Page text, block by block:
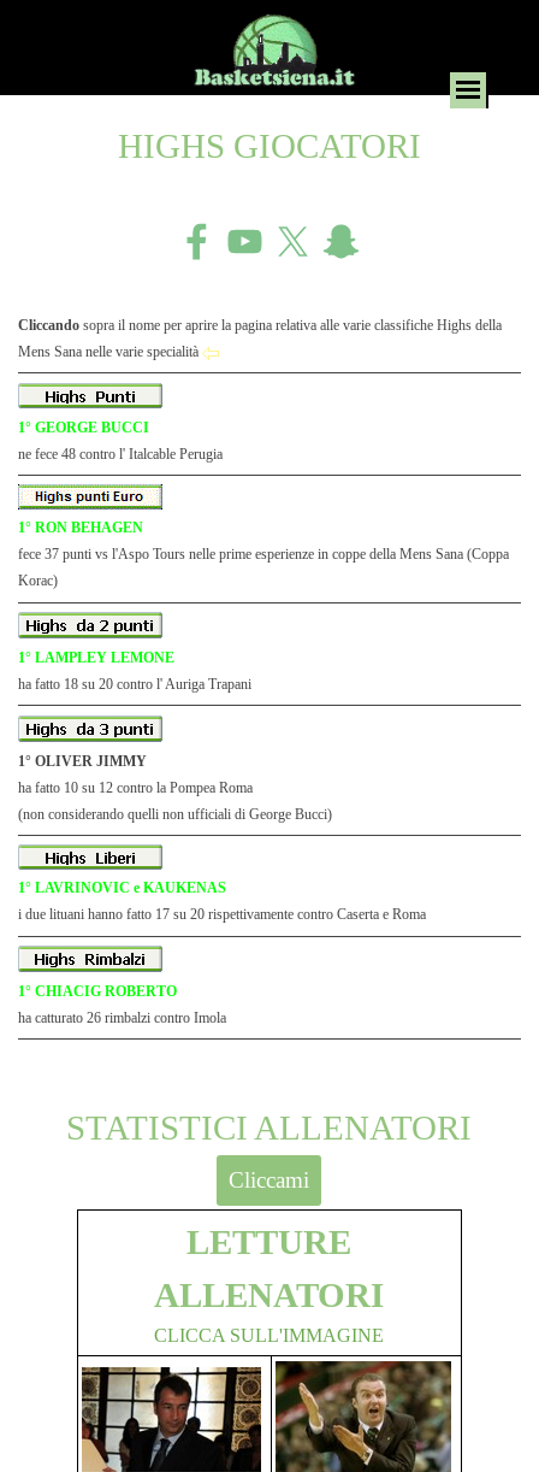
HIGHS GIOCATORI
Cliccando sopra il nome per aprire la pagina relativa alle varie classifiche Highs della
Mens Sana nelle varie specialità
1° GEORGE BUCCI
ne fece 48 contro l' Italcable Perugia
1° RON BEHAGEN
fece 37 punti vs l'Aspo Tours nelle prime esperienze in coppe della Mens Sana (Coppa
Korac)
1° LAMPLEY LEMONE
ha fatto 18 su 20 contro l' Auriga Trapani
1° OLIVER JIMMY
ha fatto 10 su 12 contro la Pompea Roma
(non considerando quelli non ufficiali di George Bucci)
1° LAVRINOVIC e KAUKENAS
i due lituani hanno fatto 17 su 20 rispettivamente contro Caserta e Roma
1° CHIACIG ROBERTO
ha catturato 26 rimbalzi contro Imola
STATISTICI ALLENATORI
Cliccami
LETTURE
ALLENATORI
CLICCA SULL'IMMAGINE